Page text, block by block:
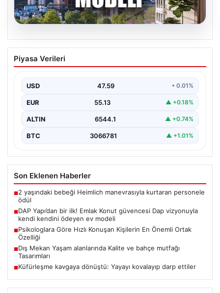
DAP Yapı’dan bir ilk! Emlak Konut
güvencesi Dap vizyonuyla kendi
Piyasa Verileri
USD 47.59 • 0.01%
EUR 55.13 ▲ +0.18%
ALTIN 6544.1 ▲ +0.74%
BTC 3066781 ▲ +1.01%
Son Eklenen Haberler
■2 yaşındaki bebeği Heimlich manevrasıyla kurtaran personele
ödül
■DAP Yapı’dan bir ilk! Emlak Konut güvencesi Dap vizyonuyla
kendi kendini ödeyen ev modeli
■Psikologlara Göre Hızlı Konuşan Kişilerin En Önemli Ortak
Özelliği
■Dış Mekan Yaşam alanlarında Kalite ve bahçe mutfağı
Tasarımları
■Küfürleşme kavgaya dönüştü: Yayayı kovalayıp darp ettiler